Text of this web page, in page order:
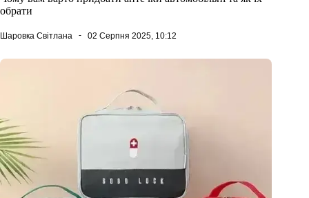
обрати
Шаровка Світлана 02 Серпня 2025, 10:12